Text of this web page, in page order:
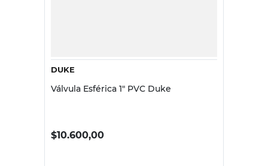
DUKE
Válvula Esférica 1" PVC Duke
$10.600,00